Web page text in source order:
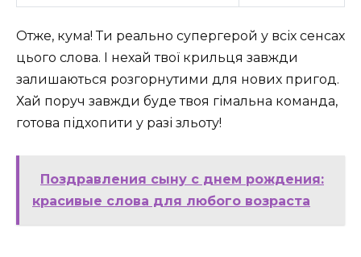
Отже, кума! Ти реально супергерой у всіх сенсах
цього слова. І нехай твої крильця завжди
залишаються розгорнутими для нових пригод.
Хай поруч завжди буде твоя гімальна команда,
готова підхопити у разі зльоту!
Поздравления сыну с днем рождения:
красивые слова для любого возраста